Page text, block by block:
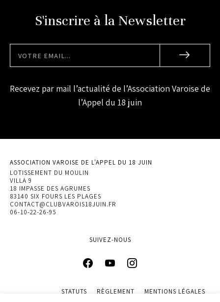
S'inscrire à la Newsletter
Recevez par mail l’actualité de l’Association Varoise de
l’Appel du 18 juin
ASSOCIATION VAROISE DE L'APPEL DU 18 JUIN
LOTISSEMENT DU MOULIN
VILLA 9
18 IMPASSE DES AGRUMES
83140 SIX FOURS LES PLAGES
CONTACT@CLUBVAROIS18JUIN.FR
06-10-22-26-95
SUIVEZ-NOUS
STATUTS RÈGLEMENT
MENTIONS LÉGALES